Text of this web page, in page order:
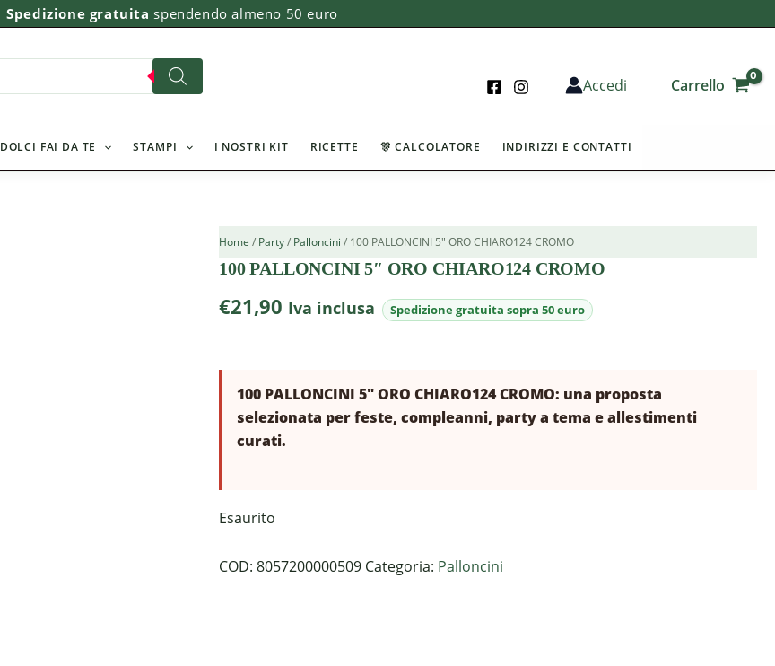
Spedizione gratuita spendendo almeno 50 euro
Accedi Carrello
DOLCI FAI DA TE STAMPI I NOSTRI KIT RICETTE 🎊 CALCOLATORE INDIRIZZI E CONTATTI
Home / Party/ Palloncini / 100 PALLONCINI 5″ ORO CHIARO124 CROMO
100 PALLONCINI 5″ ORO CHIARO124 CROMO
€21,90 Iva inclusa
100 PALLONCINI 5″ ORO CHIARO124 CROMO: una proposta
selezionata per feste, compleanni, party a tema e allestimenti
curati.
Esaurito
COD:8057200000509 Categoria: Palloncini